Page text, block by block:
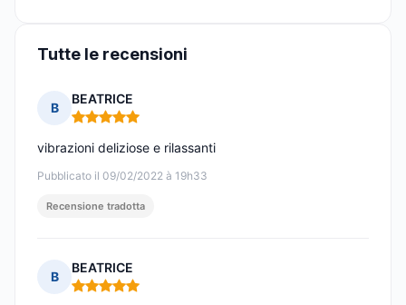
Tutte le recensioni
B
BEATRICE
Nota: 5 su 5
Pubblicato il 09/02/2022 à 19h33
vibrazioni deliziose e rilassanti
Recensione tradotta
B
BEATRICE
Nota: 5 su 5